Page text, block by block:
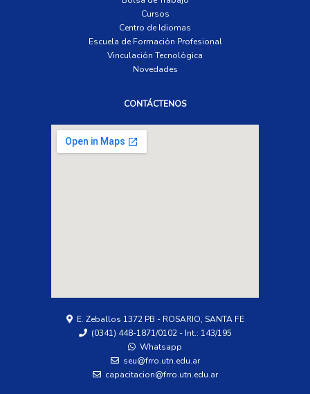
Cursos
Centro de Idiomas
Escuela de Formación Profesional
Vinculación Tecnológica
Novedades
CONTÁCTENOS
E. Zeballos 1372 PB - ROSARIO, SANTA FE
(0341) 448-1871/0102 - Int.: 143/195
Whatsapp
seu@frro.utn.edu.ar
capacitacion@frro.utn.edu.ar